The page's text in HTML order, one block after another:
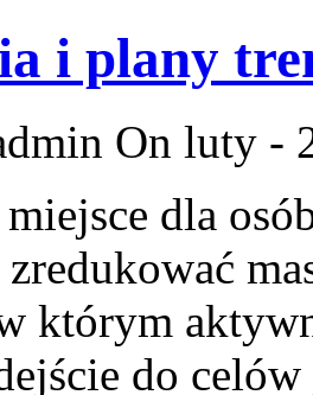
i plany
On luty -
dla
którym
do